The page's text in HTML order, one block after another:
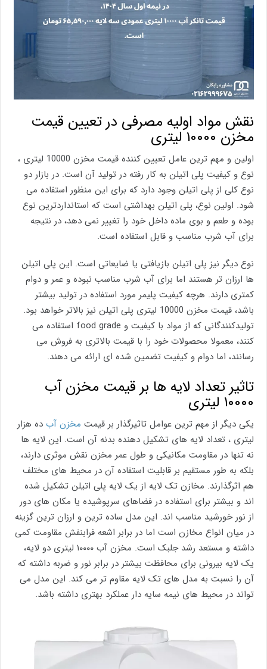
نقش مواد اولیه مصرفی در تعیین قیمت
مخزن ۱۰۰۰۰ لیتری
اولین و مهم ترین عامل تعیین کننده قیمت مخزن 10000 لیتری ،
نوع و کیفیت پلی اتیلن به کار رفته در تولید آن است. در بازار دو
نوع کلی از پلی اتیلن وجود دارد که برای این منظور استفاده می
شود. اولین نوع، پلی اتیلن بهداشتی است که استانداردترین نوع
بوده و طعم و بوی ماده داخل خود را تغییر نمی دهد، در نتیجه
برای آب شرب مناسب و قابل استفاده است.
نوع دیگر نیز پلی اتیلن بازیافتی یا ضایعاتی است. این پلی اتیلن
ها ارزان تر هستند اما برای آب شرب مناسب نبوده و عمر و دوام
کمتری دارند. هرچه کیفیت پلیمر مورد استفاده در تولید بیشتر
باشد، قیمت مخزن 10000 لیتری پلی اتیلن نیز بالاتر خواهد بود.
تولیدکنندگانی که از مواد با کیفیت و food grade استفاده می
کنند، معمولا محصولات خود را با قیمت بالاتری به فروش می
رسانند، اما دوام و کیفیت تضمین شده ای ارائه می دهند.
تاثیر تعداد لایه ها بر قیمت مخزن آب
۱۰۰۰۰ لیتری
یکی دیگر از مهم ترین عوامل تاثیرگذار بر قیمت مخزن آب ده هزار
لیتری ، تعداد لایه های تشکیل دهنده بدنه آن است. این لایه ها
نه تنها در مقاومت مکانیکی و طول عمر مخزن نقش موثری دارند،
بلکه به طور مستقیم بر قابلیت استفاده آن در محیط های مختلف
هم اثرگذارند. مخازن تک لایه از یک لایه پلی اتیلن تشکیل شده
اند و بیشتر برای استفاده در فضاهای سرپوشیده یا مکان های دور
از نور خورشید مناسب اند. این مدل ساده ترین و ارزان ترین گزینه
در میان انواع مخازن است اما در برابر اشعه فرابنفش مقاومت کمی
داشته و مستعد رشد جلبک است. مخزن آب ۱۰۰۰۰ لیتری دو لایه،
یک لایه بیرونی برای محافظت بیشتر در برابر نور و ضربه داشته که
آن را نسبت به مدل های تک لایه مقاوم تر می کند. این مدل می
تواند در محیط های نیمه سایه دار عملکرد بهتری داشته باشد.